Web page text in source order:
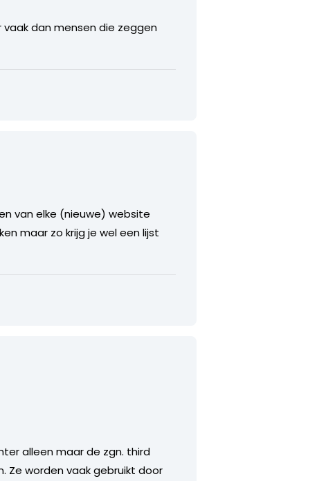
dan mensen die zeggen
van elke (nieuwe) website
maar zo krijg je wel een lijst
alleen maar de zgn. third
Ze worden vaak gebruikt door